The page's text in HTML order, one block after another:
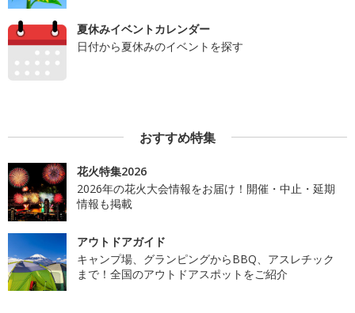
夏休みイベントカレンダー
日付から夏休みのイベントを探す
おすすめ特集
花火特集2026
2026年の花火大会情報をお届け！開催・中止・延期
情報も掲載
アウトドアガイド
キャンプ場、グランピングからBBQ、アスレチック
まで！全国のアウトドアスポットをご紹介